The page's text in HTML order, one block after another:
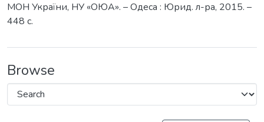
МОН України, НУ «ОЮА». – Одеса : Юрид. л-ра, 2015. –
448 с.
Browse